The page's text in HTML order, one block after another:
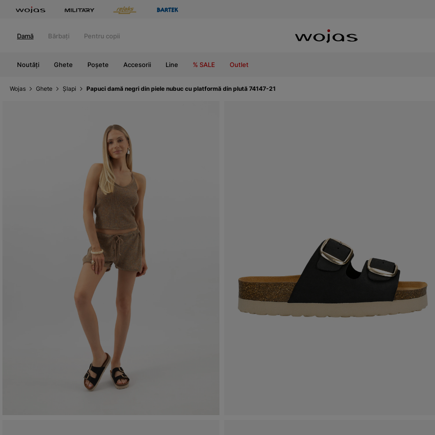
Damă Bărbați Pentru copii
Noutăți Ghete Poșete Accesorii Line % SALE Outlet
Wojas Ghete Șlapi Papuci damă negri din piele nubuc cu platformă din plută 74147-21